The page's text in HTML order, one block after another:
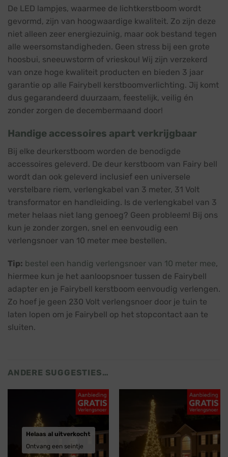
De LED lampjes, waarmee de lichtkerstboom wordt
gevormd, zijn van hoogwaardige kwaliteit. Zo zijn deze
niet alleen zeer energiezuinig, maar ook bestand tegen
alle weersomstandigheden. Geen stress bij een grote
hoosbui, sneeuwstorm of vrieskou! Wij zijn verzekerd
van onze hoge kwaliteit producten en bieden 3 jaar
garantie op alle Fairybell kerstboomverlichting. Jij komt
dus gegarandeerd duurzaam, feestelijk, veilig én
zonder zorgen de decembermaand door!
Handige accessoires apart verkrijgbaar
Bij elke deurkerstboom worden de benodigde
accessoires geleverd. De deur kerstboom van Fairy bell
wordt dan ook geleverd inclusief een universele
verstelbare riem, verlengkabel van 3 meter, 31 Volt
transformator en handleiding. Is de verlengkabel van 3
meter helaas niet lang genoeg? Geen probleem! Bij ons
kun je zonder zorgen, snel en eenvoudig een
verlengsnoer van 10 meter mee bestellen.
Tip: bestel een handig verlengsnoer van 10 meter mee,
hiermee kun je het aanloopsnoer tussen de Fairybell
adapter en je Fairybell kerstboom eenvoudig verlengen.
Zo hoef je geen 230 Volt verlengsnoer door je tuin te
laten lopen om je Fairybell op het stopcontact aan te
sluiten.
ANDERE SUGGESTIES…
Helaas al uitverkocht
Ontvang een seintje